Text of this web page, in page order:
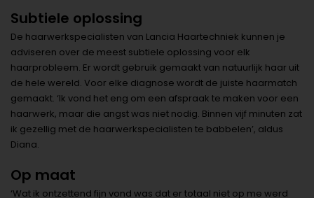
Subtiele oplossing
De haarwerkspecialisten van Lancia Haartechniek kunnen je
adviseren over de meest subtiele oplossing voor elk
haarprobleem. Er wordt gebruik gemaakt van natuurlijk haar uit
de hele wereld. Voor elke diagnose wordt de juiste haarmatch
gemaakt. ‘Ik vond het eng om een afspraak te maken voor een
haarwerk, maar die angst was niet nodig. Binnen vijf minuten zat
ik gezellig met de haarwerkspecialisten te babbelen’, aldus
Diana.
Op maat
‘Wat ik ontzettend fijn vond was dat er totaal niet op me werd